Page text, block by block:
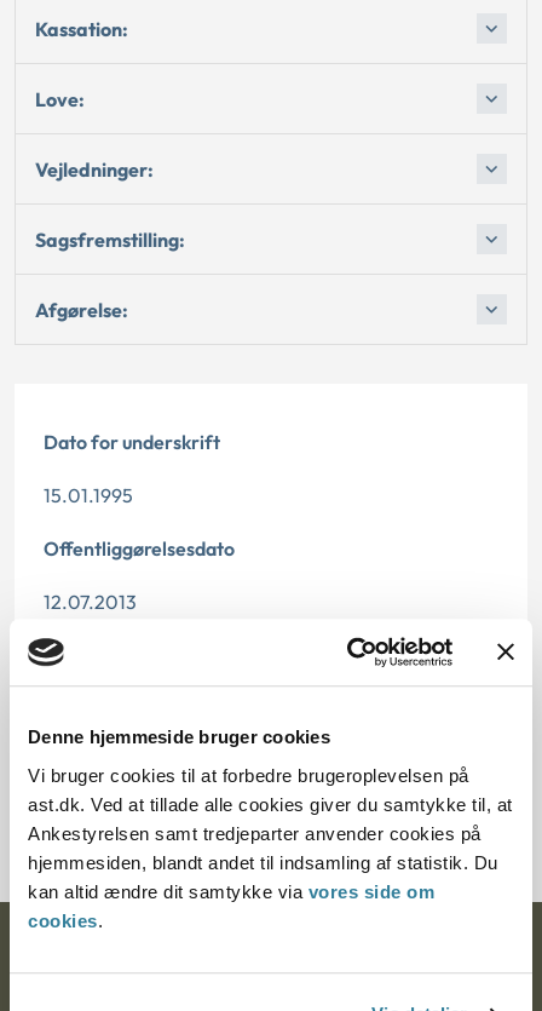
Denne hjemmeside bruger cookies
Vi bruger cookies til at forbedre brugeroplevelsen på
ast.dk. Ved at tillade alle cookies giver du samtykke til, at
Ankestyrelsen samt tredjeparter anvender cookies på
hjemmesiden, blandt andet til indsamling af statistik. Du
kan altid ændre dit samtykke via vores side om
cookies.
Kassation:
Love:
Vejledninger:
Sagsfremstilling:
Afgørelse:
Dato for underskrift
15.01.1995
Offentliggørelsesdato
12.07.2013
Paragraf
20154-94